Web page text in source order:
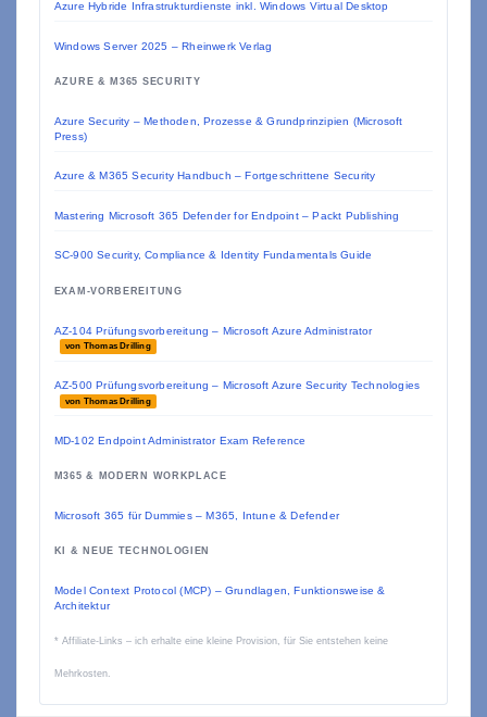
Azure Hybride Infrastrukturdienste inkl. Windows Virtual Desktop
Windows Server 2025 – Rheinwerk Verlag
AZURE & M365 SECURITY
Azure Security – Methoden, Prozesse & Grundprinzipien (Microsoft
Press)
Azure & M365 Security Handbuch – Fortgeschrittene Security
Mastering Microsoft 365 Defender for Endpoint – Packt Publishing
SC-900 Security, Compliance & Identity Fundamentals Guide
EXAM-VORBEREITUNG
AZ-104 Prüfungsvorbereitung – Microsoft Azure Administrator
von Thomas Drilling
AZ-500 Prüfungsvorbereitung – Microsoft Azure Security Technologies
von Thomas Drilling
MD-102 Endpoint Administrator Exam Reference
M365 & MODERN WORKPLACE
Microsoft 365 für Dummies – M365, Intune & Defender
KI & NEUE TECHNOLOGIEN
Model Context Protocol (MCP) – Grundlagen, Funktionsweise &
Architektur
* Affiliate-Links – ich erhalte eine kleine Provision, für Sie entstehen keine
Mehrkosten.